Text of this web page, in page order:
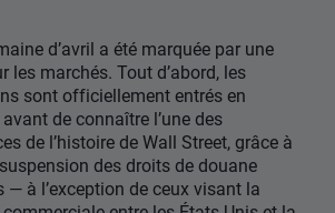
d’avril a été marquée par une
les marchés. Tout d’abord, les
sont officiellement entrés en
de connaître l’une des
de l’histoire de Wall Street, grâce à
suspension des droits de douane
— à l’exception de ceux visant la